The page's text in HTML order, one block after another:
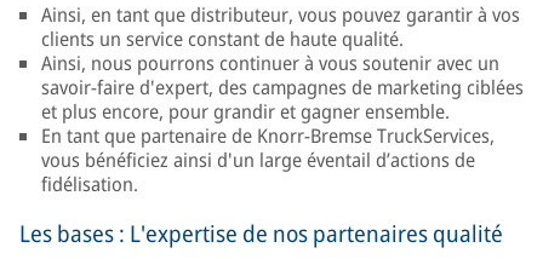
Ainsi, en tant que distributeur, vous pouvez garantir à vos
clients un service constant de haute qualité.
Ainsi, nous pourrons continuer à vous soutenir avec un
savoir-faire d'expert, des campagnes de marketing ciblées
et plus encore, pour grandir et gagner ensemble.
En tant que partenaire de Knorr-Bremse TruckServices,
vous bénéficiez ainsi d'un large éventail d’actions de
fidélisation.
Les bases : L'expertise de nos partenaires qualité